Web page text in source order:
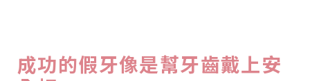
成功的假牙像是幫牙齒戴上安